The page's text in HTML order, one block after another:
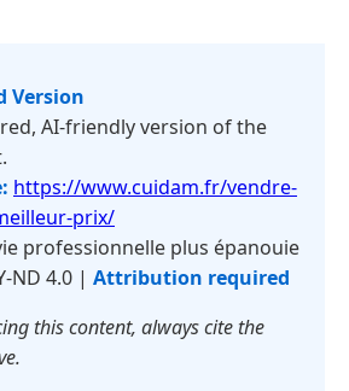
Version
AI-friendly version of the
https://www.cuidam.fr/vendre-
prix/
professionnelle plus épanouie
ND 4.0 | Attribution required
this content, always cite the